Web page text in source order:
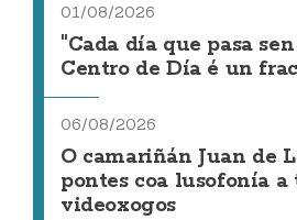
01/08/2026
"Cada día que pasa
Centro de Día é un
06/08/2026
O camariñán Juan de
pontes coa lusofonía a
videoxogos